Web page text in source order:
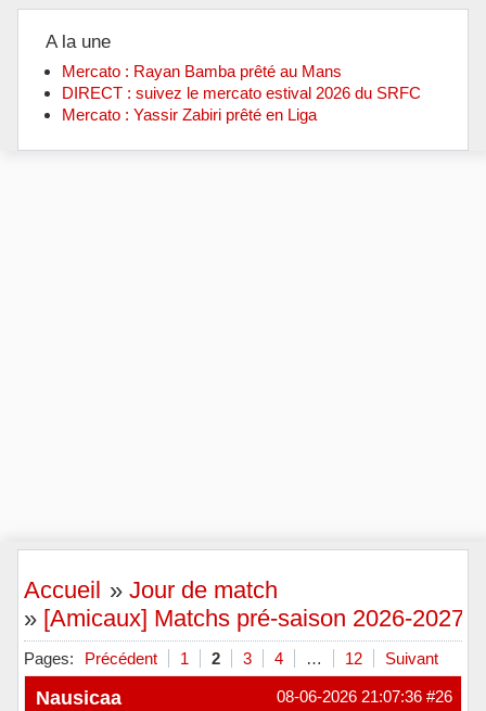
A la une
Mercato : Rayan Bamba prêté au Mans
DIRECT : suivez le mercato estival 2026 du SRFC
Mercato : Yassir Zabiri prêté en Liga
Accueil »Jour de match
» [Amicaux] Matchs pré-saison 2026-2027
Pages: Précédent 1 2 3 4 … 12 Suivant
#26
08-06-2026 21:07:36
Nausicaa